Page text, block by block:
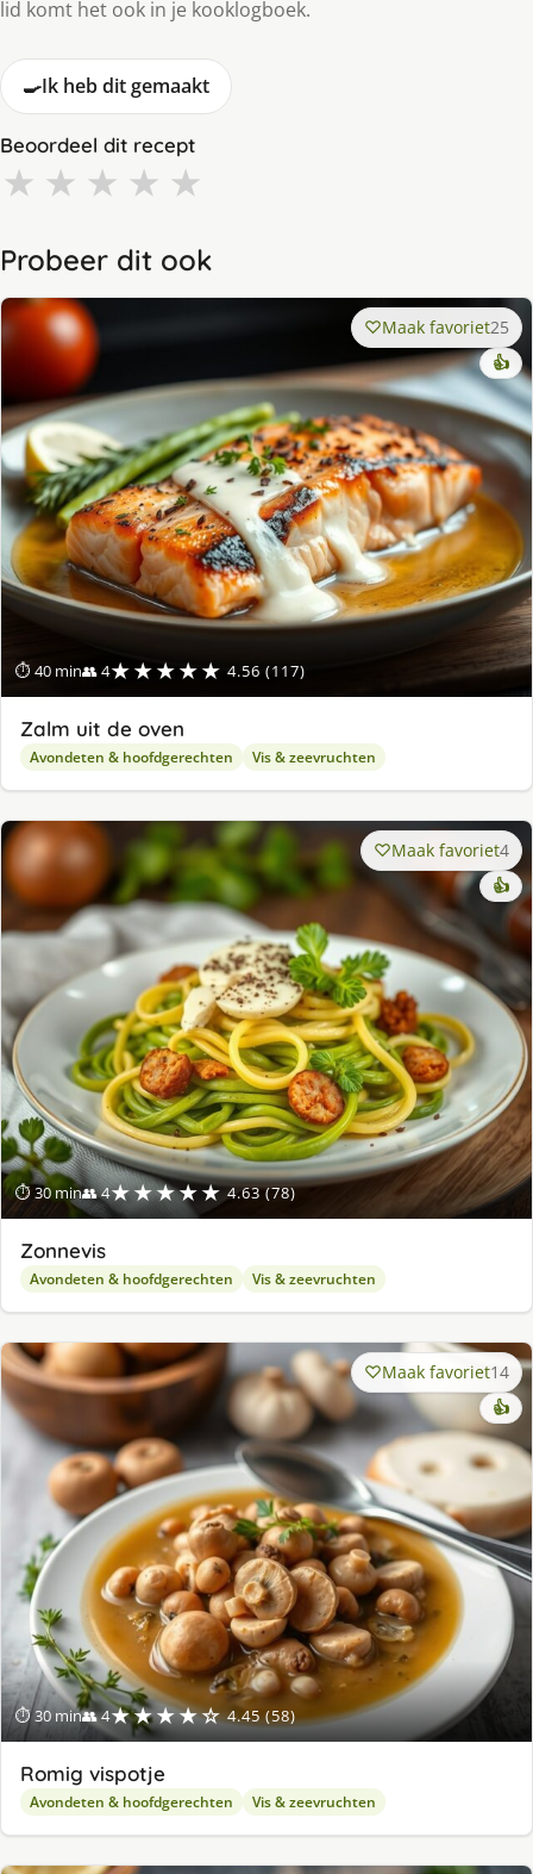
lid komt het ook in je kooklogboek.
🍳Ik heb dit gemaakt
Beoordeel dit recept
★ ★ ★ ★ ★
Probeer dit ook
⏱ 40 min👥 4★★★★★ 4.56 (117)
Maak favoriet25
👍
Zalm uit de oven
Avondeten & hoofdgerechten Vis & zeevruchten
⏱ 30 min👥 4★★★★★ 4.63 (78)
Maak favoriet4
👍
Zonnevis
Avondeten & hoofdgerechten Vis & zeevruchten
⏱ 30 min👥 4★★★★☆ 4.45 (58)
Maak favoriet14
👍
Romig vispotje
Avondeten & hoofdgerechten Vis & zeevruchten